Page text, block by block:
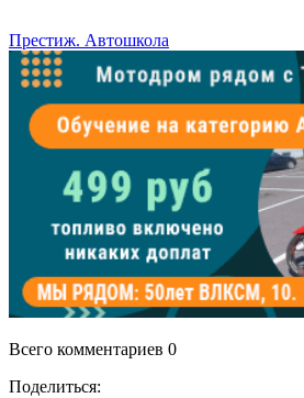
Престиж. Автошкола
Всего комментариев 0
Поделиться: